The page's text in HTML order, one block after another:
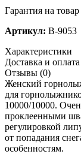
Гарантия на
Артикул: B-9053
Характеристики
Доставка и оплата
Отзывы (0)
Женский
для
10000/10000.
проклеенными
регулировкой
от попадания
особенностям.